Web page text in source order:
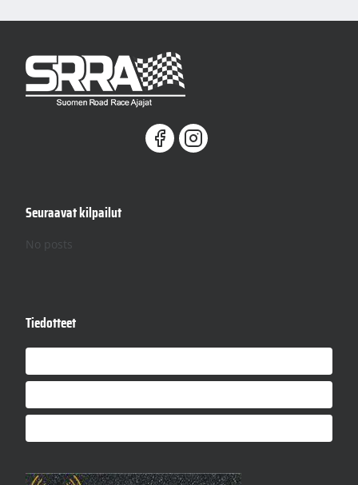
Seuraavat kilpailut
No posts
Tiedotteet
SRRA – Kauden 2026 avajaiset
Sinustako kisakuski 2026
SRRA MP-26 messuilla